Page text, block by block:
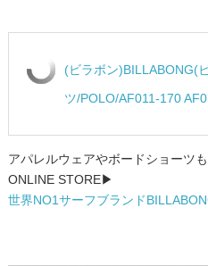
(ビラボン)BILLABONG(
ツ/POLO/AF011-170
アパレルウェアやボードショーツ
ONLINE STORE▶
世界NO1サーフブランド